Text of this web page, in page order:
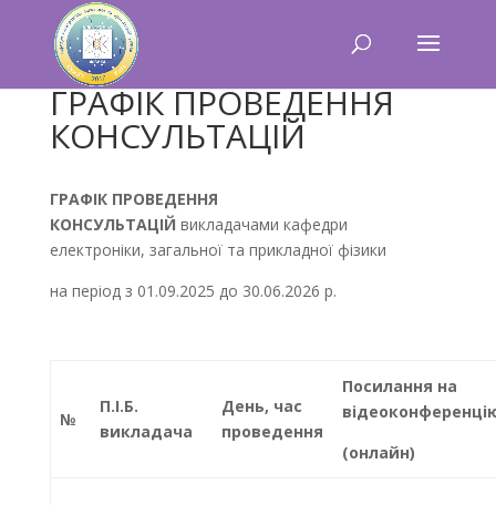
ГРАФІК ПРОВЕДЕННЯ
КОНСУЛЬТАЦІЙ
ГРАФІКПРОВЕДЕННЯ
КОНСУЛЬТАЦІЙ викладачами кафедри
електроніки, загальної та прикладної фізики
на період з 01.09.2025 до 30.06.2026 р.
№
П.І.Б.
викладача
День, час
проведення
Посилання на
(онлайн)